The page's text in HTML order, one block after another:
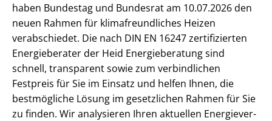
haben Bundestag und Bundesrat am 10.07.2026 den
neuen Rahmen für kli­ma­freund­li­ches Heizen
verabschiedet. Die nach DIN EN 16247 zertifizierten
Energieberater der Heid Energieberatung sind
schnell, transparent sowie zum verbindlichen
Festpreis für Sie im Einsatz und helfen Ihnen, die
bestmögliche Lösung im gesetzlichen Rahmen für Sie
zu finden. Wir analysieren Ihren aktuellen En­er­gie­ver­